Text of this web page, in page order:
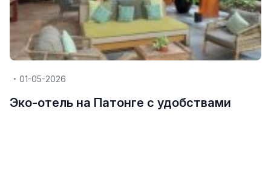
01-05-2026
Эко-отель на Патонге с удобствами